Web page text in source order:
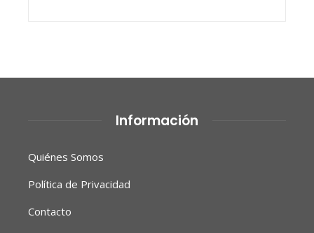
Información
Quiénes Somos
Política de Privacidad
Contacto